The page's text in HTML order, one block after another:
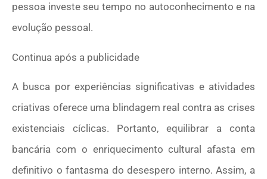
pessoa investe seu tempo no autoconhecimento e na
evolução pessoal.
Continua após a publicidade
A busca por experiências significativas e atividades
criativas oferece uma blindagem real contra as crises
existenciais cíclicas. Portanto, equilibrar a conta
bancária com o enriquecimento cultural afasta em
definitivo o fantasma do desespero interno. Assim, a